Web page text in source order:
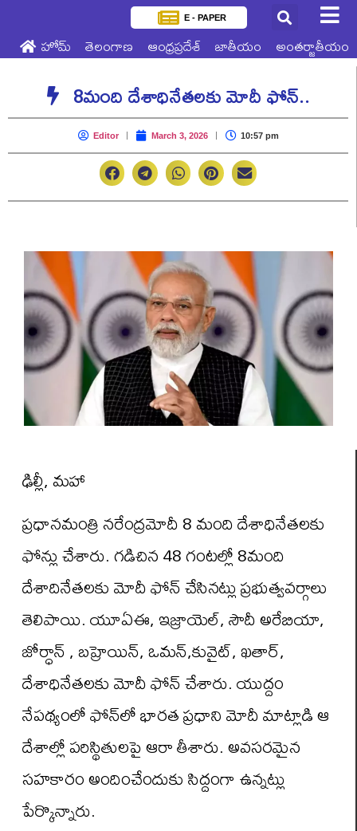
E - PAPER
హోమ్ తెలంగాణ ఆంధ్రప్రదేశ్ జాతీయం అంతర్జాతీయం
8మంది దేశాధినేతలకు మోదీ ఫోన్..
Editor March 3, 2026 10:57 pm
ఢిల్లీ, మహా
ప్రధానమంత్రి నరేంద్రమోదీ 8 మంది దేశాధినేతలకు
ఫోన్లు చేశారు. గడిచిన 48 గంటల్లో 8మంది
దేశాదినేతలకు మోదీ ఫోన్ చేసినట్లు ప్రభుత్వవర్గాలు
తెలిపాయి. యూఏఈ, ఇజ్రాయెల్, సౌదీ అరేబియా,
జోర్ధాన్‌ , బహ్రెయిన్, ఒమన్,కువైట్, ఖతార్,
దేశాధినేతలకు మోదీ ఫోన్ చేశారు. యుద్దం
నేపథ్యంలో ఫోన్‌లో భారత ప్రధాని మోదీ మాట్లాడి ఆ
దేశాల్లో పరిస్థితులపై ఆరా తీశారు. అవసరమైన
సహకారం అందించేందుకు సిద్దంగా ఉన్నట్లు
పేర్కొన్నారు.